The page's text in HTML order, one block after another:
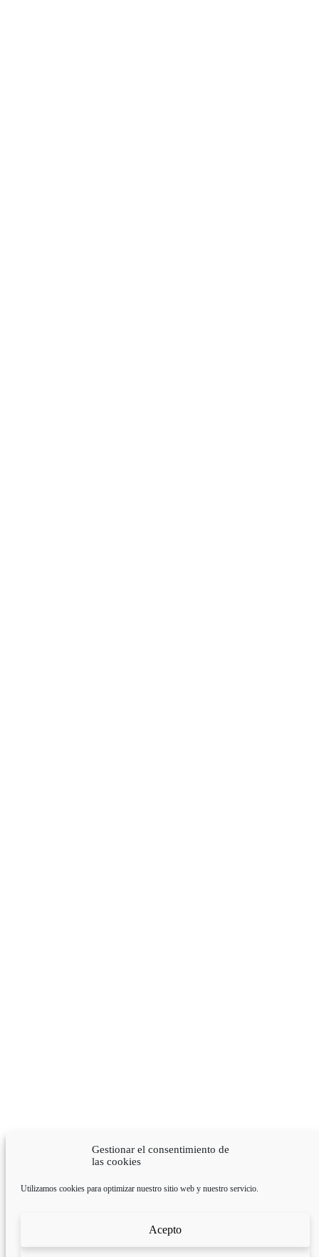
Gestionar el consentimiento de
las cookies
Utilizamos cookies para optimizar nuestro sitio web y nuestro servicio.
Acepto